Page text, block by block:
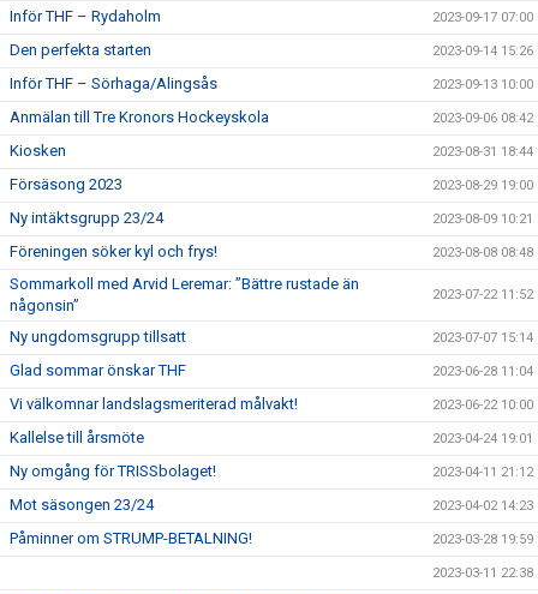
Inför THF – Rydaholm 2023-09-17 07:00
Den perfekta starten 2023-09-14 15:26
Inför THF – Sörhaga/Alingsås 2023-09-13 10:00
Anmälan till Tre Kronors Hockeyskola 2023-09-06 08:42
Kiosken 2023-08-31 18:44
Försäsong 2023 2023-08-29 19:00
Ny intäktsgrupp 23/24 2023-08-09 10:21
Föreningen söker kyl och frys! 2023-08-08 08:48
Sommarkoll med Arvid Leremar: ”Bättre rustade än
någonsin”
2023-07-22 11:52
Ny ungdomsgrupp tillsatt 2023-07-07 15:14
Glad sommar önskar THF 2023-06-28 11:04
Vi välkomnar landslagsmeriterad målvakt! 2023-06-22 10:00
Kallelse till årsmöte 2023-04-24 19:01
Ny omgång för TRISSbolaget! 2023-04-11 21:12
Mot säsongen 23/24 2023-04-02 14:23
Påminner om STRUMP-BETALNING! 2023-03-28 19:59
2023-03-11 22:38